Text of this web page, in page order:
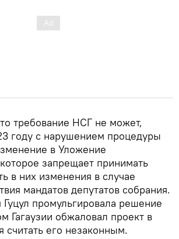
требование НСГ не может,
году с нарушением процедуры
в Уложение
запрещает принимать
в них изменения в случае
мандатов депутатов собрания.
промульгировала решение
Гагаузии обжаловал проект в
считать его незаконным.